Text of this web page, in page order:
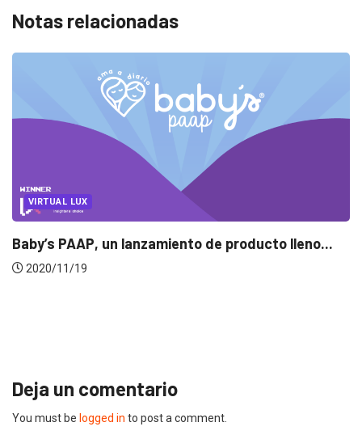
Notas relacionadas
lleno... MARKETING MARKETING LOCAL
Deja un comentario
You must be logged in to post a comment.